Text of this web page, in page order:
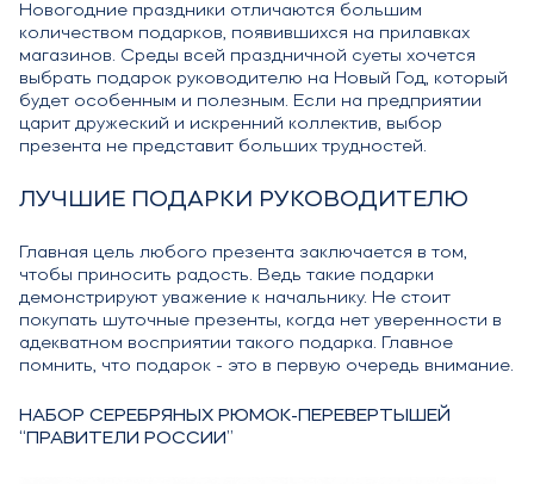
Новогодние праздники отличаются большим
количеством подарков, появившихся на прилавках
магазинов. Среды всей праздничной суеты хочется
выбрать подарок руководителю на Новый Год, который
будет особенным и полезным. Если на предприятии
царит дружеский и искренний коллектив, выбор
презента не представит больших трудностей.
ЛУЧШИЕ ПОДАРКИ РУКОВОДИТЕЛЮ
Главная цель любого презента заключается в том,
чтобы приносить радость. Ведь такие подарки
демонстрируют уважение к начальнику. Не стоит
покупать шуточные презенты, когда нет уверенности в
адекватном восприятии такого подарка. Главное
помнить, что подарок - это в первую очередь внимание.
НАБОР СЕРЕБРЯНЫХ РЮМОК-ПЕРЕВЕРТЫШЕЙ
“ПРАВИТЕЛИ РОССИИ”